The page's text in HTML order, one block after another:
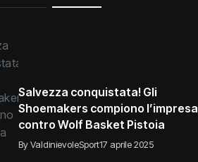
Salvezza conquistata! Gli
Shoemakers compiono l’impresa
contro Wolf Basket Pistoia
By ValdinievoleSport17 aprile 2025